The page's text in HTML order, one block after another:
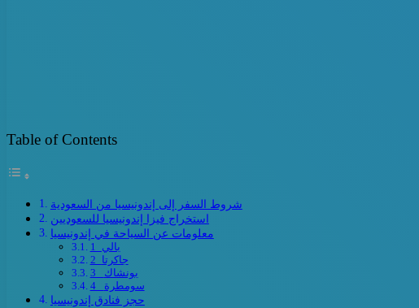
Table of Contents
شروط السفر إلى إندونيسيا من السعودية
استخراج فيزا إندونيسيا للسعوديين
معلومات عن السياحة في إندونيسيا
1_بالي
2_جاكرتا
3_ بونشاك
4_ سومطرة
حجز فنادق إندونيسيا